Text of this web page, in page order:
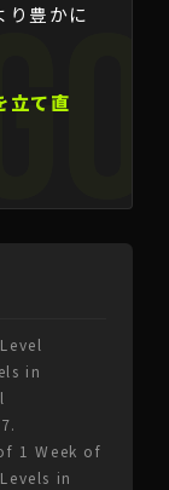
り豊かに
立て直
in
1 Week of
in